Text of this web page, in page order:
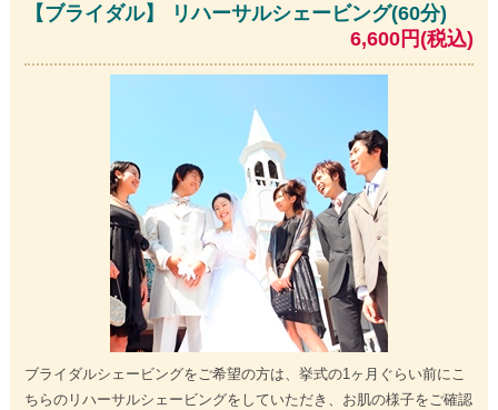
【ブライダル】 リハーサルシェービング(60分)
6,600円(税込)
ブライダルシェービングをご希望の方は、挙式の1ヶ月ぐらい前にこ
ちらのリハーサルシェービングをしていただき、お肌の様子をご確認